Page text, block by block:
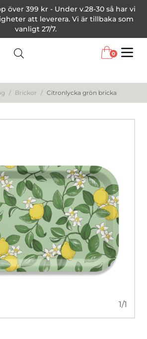
över 399 kr - Under v.28-30 så har vi
att leverera. Vi är tillbaka som
vanligt 27/7.
0
/ Brickor / Citronlycka grön bricka
1/1